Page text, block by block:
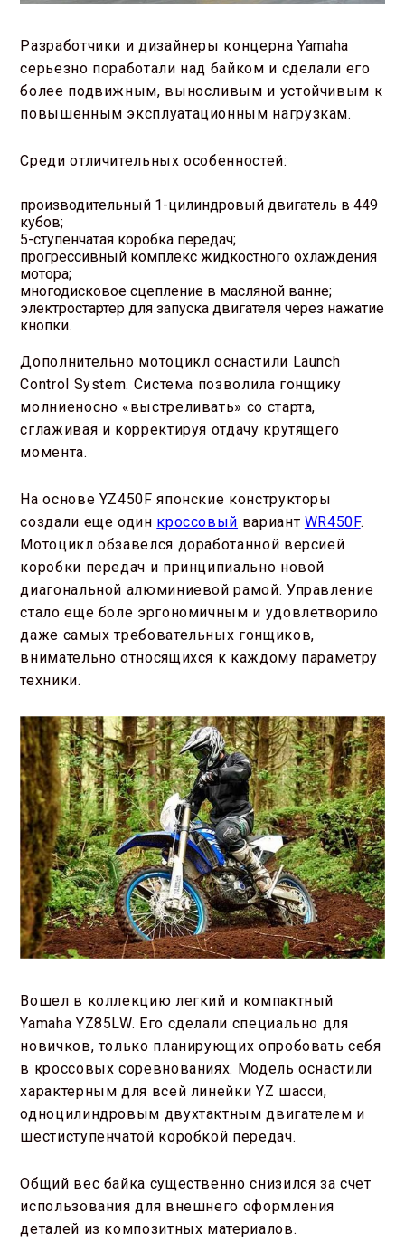
Разработчики и дизайнеры концерна Yamaha
серьезно поработали над байком и сделали его
более подвижным, выносливым и устойчивым к
повышенным эксплуатационным нагрузкам.
Среди отличительных особенностей:
производительный 1-цилиндровый двигатель в 449
кубов;
5-ступенчатая коробка передач;
прогрессивный комплекс жидкостного охлаждения
мотора;
многодисковое сцепление в масляной ванне;
электростартер для запуска двигателя через нажатие
кнопки.
Дополнительно мотоцикл оснастили Launch
Control System. Система позволила гонщику
молниеносно «выстреливать» со старта,
сглаживая и корректируя отдачу крутящего
момента.
На основе YZ450F японские конструкторы
создали еще один кроссовый вариант WR450F.
Мотоцикл обзавелся доработанной версией
коробки передач и принципиально новой
диагональной алюминиевой рамой. Управление
стало еще боле эргономичным и удовлетворило
даже самых требовательных гонщиков,
внимательно относящихся к каждому параметру
техники.
Вошел в коллекцию легкий и компактный
Yamaha YZ85LW. Его сделали специально для
новичков, только планирующих опробовать себя
в кроссовых соревнованиях. Модель оснастили
характерным для всей линейки YZ шасси,
одноцилиндровым двухтактным двигателем и
шестиступенчатой коробкой передач.
Общий вес байка существенно снизился за счет
использования для внешнего оформления
деталей из композитных материалов.